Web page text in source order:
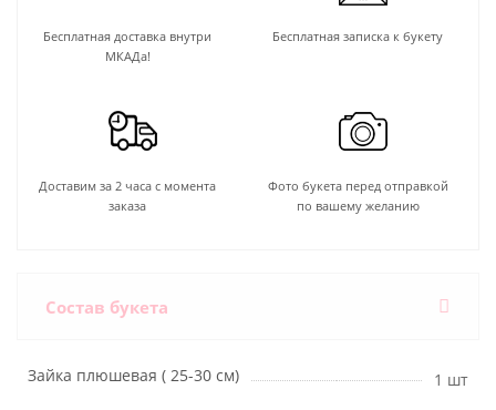
Бесплатная доставка внутри
МКАДа!
Бесплатная записка к букету
Доставим за 2 часа с момента
заказа
Фото букета перед отправкой
по вашему желанию
Состав букета
Зайка плюшевая ( 25-30 см) 1 шт